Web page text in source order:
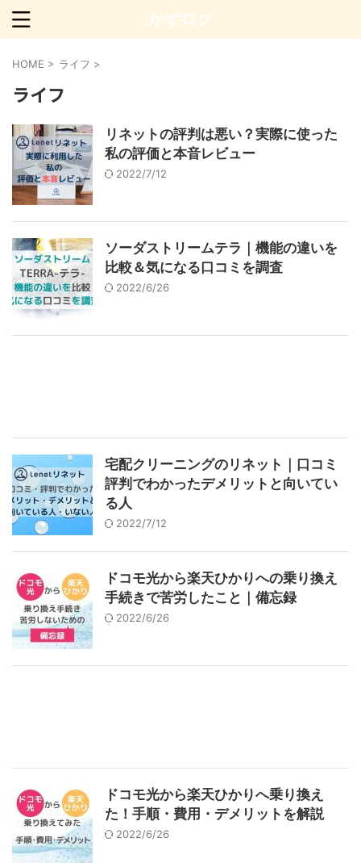
かずログ
HOME > ライフ >
ライフ
リネットの評判は悪い？実際に使った
私の評価と本音レビュー
2022/7/12
ソーダストリームテラ｜機能の違いを
比較＆気になる口コミを調査
2022/6/26
宅配クリーニングのリネット｜口コミ
評判でわかったデメリットと向いてい
る人
2022/7/12
ドコモ光から楽天ひかりへの乗り換え
手続きで苦労したこと｜備忘録
2022/6/26
ドコモ光から楽天ひかりへ乗り換え
た！手順・費用・デメリットを解説
2022/6/26